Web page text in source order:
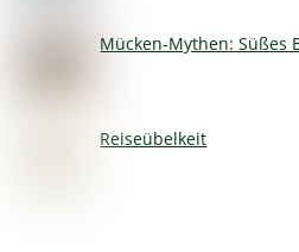
Mücken-Mythen: Süßes
Reiseübelkeit